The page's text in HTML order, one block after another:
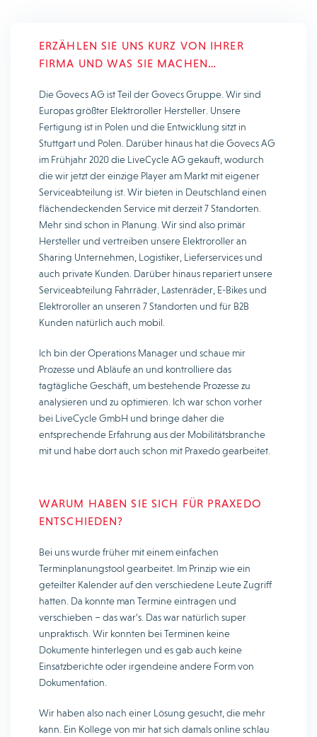
ERZÄHLEN SIE UNS KURZ VON IHRER
FIRMA UND WAS SIE MACHEN…
Die Govecs AG ist Teil der Govecs Gruppe. Wir sind
Europas größter Elektroroller Hersteller. Unsere
Fertigung ist in Polen und die Entwicklung sitzt in
Stuttgart und Polen. Darüber hinaus hat die Govecs AG
im Frühjahr 2020 die LiveCycle AG gekauft, wodurch
die wir jetzt der einzige Player am Markt mit eigener
Serviceabteilung ist. Wir bieten in Deutschland einen
flächendeckenden Service mit derzeit 7 Standorten.
Mehr sind schon in Planung. Wir sind also primär
Hersteller und vertreiben unsere Elektroroller an
Sharing Unternehmen, Logistiker, Lieferservices und
auch private Kunden. Darüber hinaus repariert unsere
Serviceabteilung Fahrräder, Lastenräder, E-Bikes und
Elektroroller an unseren 7 Standorten und für B2B
Kunden natürlich auch mobil.
Ich bin der Operations Manager und schaue mir
Prozesse und Abläufe an und kontrolliere das
tagtägliche Geschäft, um bestehende Prozesse zu
analysieren und zu optimieren. Ich war schon vorher
bei LiveCycle GmbH und bringe daher die
entsprechende Erfahrung aus der Mobilitätsbranche
mit und habe dort auch schon mit Praxedo gearbeitet.
WARUM HABEN SIE SICH FÜR PRAXEDO
ENTSCHIEDEN?
Bei uns wurde früher mit einem einfachen
Terminplanungstool gearbeitet. Im Prinzip wie ein
geteilter Kalender auf den verschiedene Leute Zugriff
hatten. Da konnte man Termine eintragen und
verschieben – das war‘s. Das war natürlich super
unpraktisch. Wir konnten bei Terminen keine
Dokumente hinterlegen und es gab auch keine
Einsatzberichte oder irgendeine andere Form von
Dokumentation.
Wir haben also nach einer Lösung gesucht, die mehr
kann. Ein Kollege von mir hat sich damals online schlau